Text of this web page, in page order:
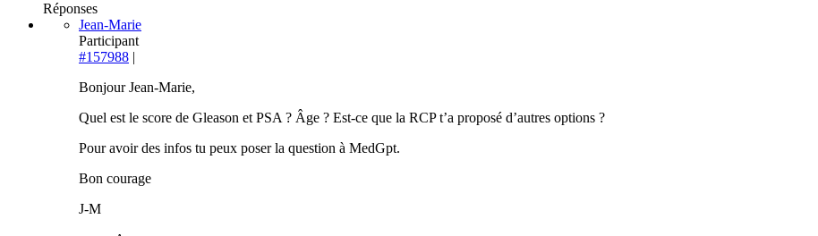
Réponses
Jean-Marie
Participant
#157988 |
Bonjour Jean-Marie,
Quel est le score de Gleason et PSA ? Âge ? Est-ce que la RCP t’a proposé d’autres options ?
Pour avoir des infos tu peux poser la question à MedGpt.
Bon courage
J-M